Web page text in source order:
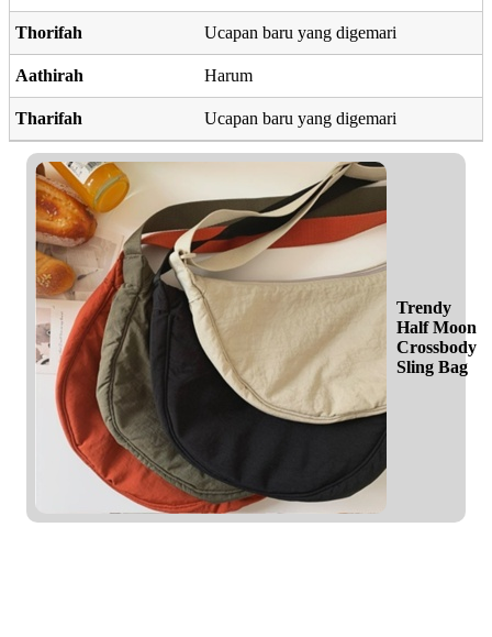
Thorifah Ucapan baru yang digemari
Aathirah Harum
Tharifah Ucapan baru yang digemari
Trendy
Half Moon
Crossbody
Sling Bag